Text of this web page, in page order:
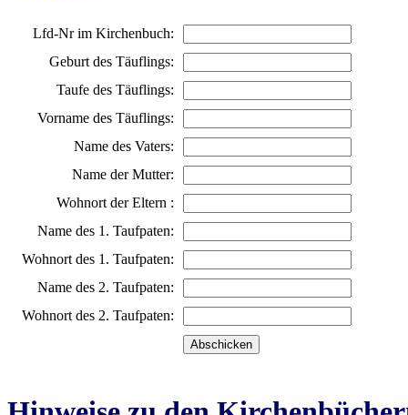
Lfd-Nr im Kirchenbuch:
Geburt des Täuflings:
Taufe des Täuflings:
Vorname des Täuflings:
Name des Vaters:
Name der Mutter:
Wohnort der Eltern :
Name des 1. Taufpaten:
Wohnort des 1. Taufpaten:
Name des 2. Taufpaten:
Wohnort des 2. Taufpaten: